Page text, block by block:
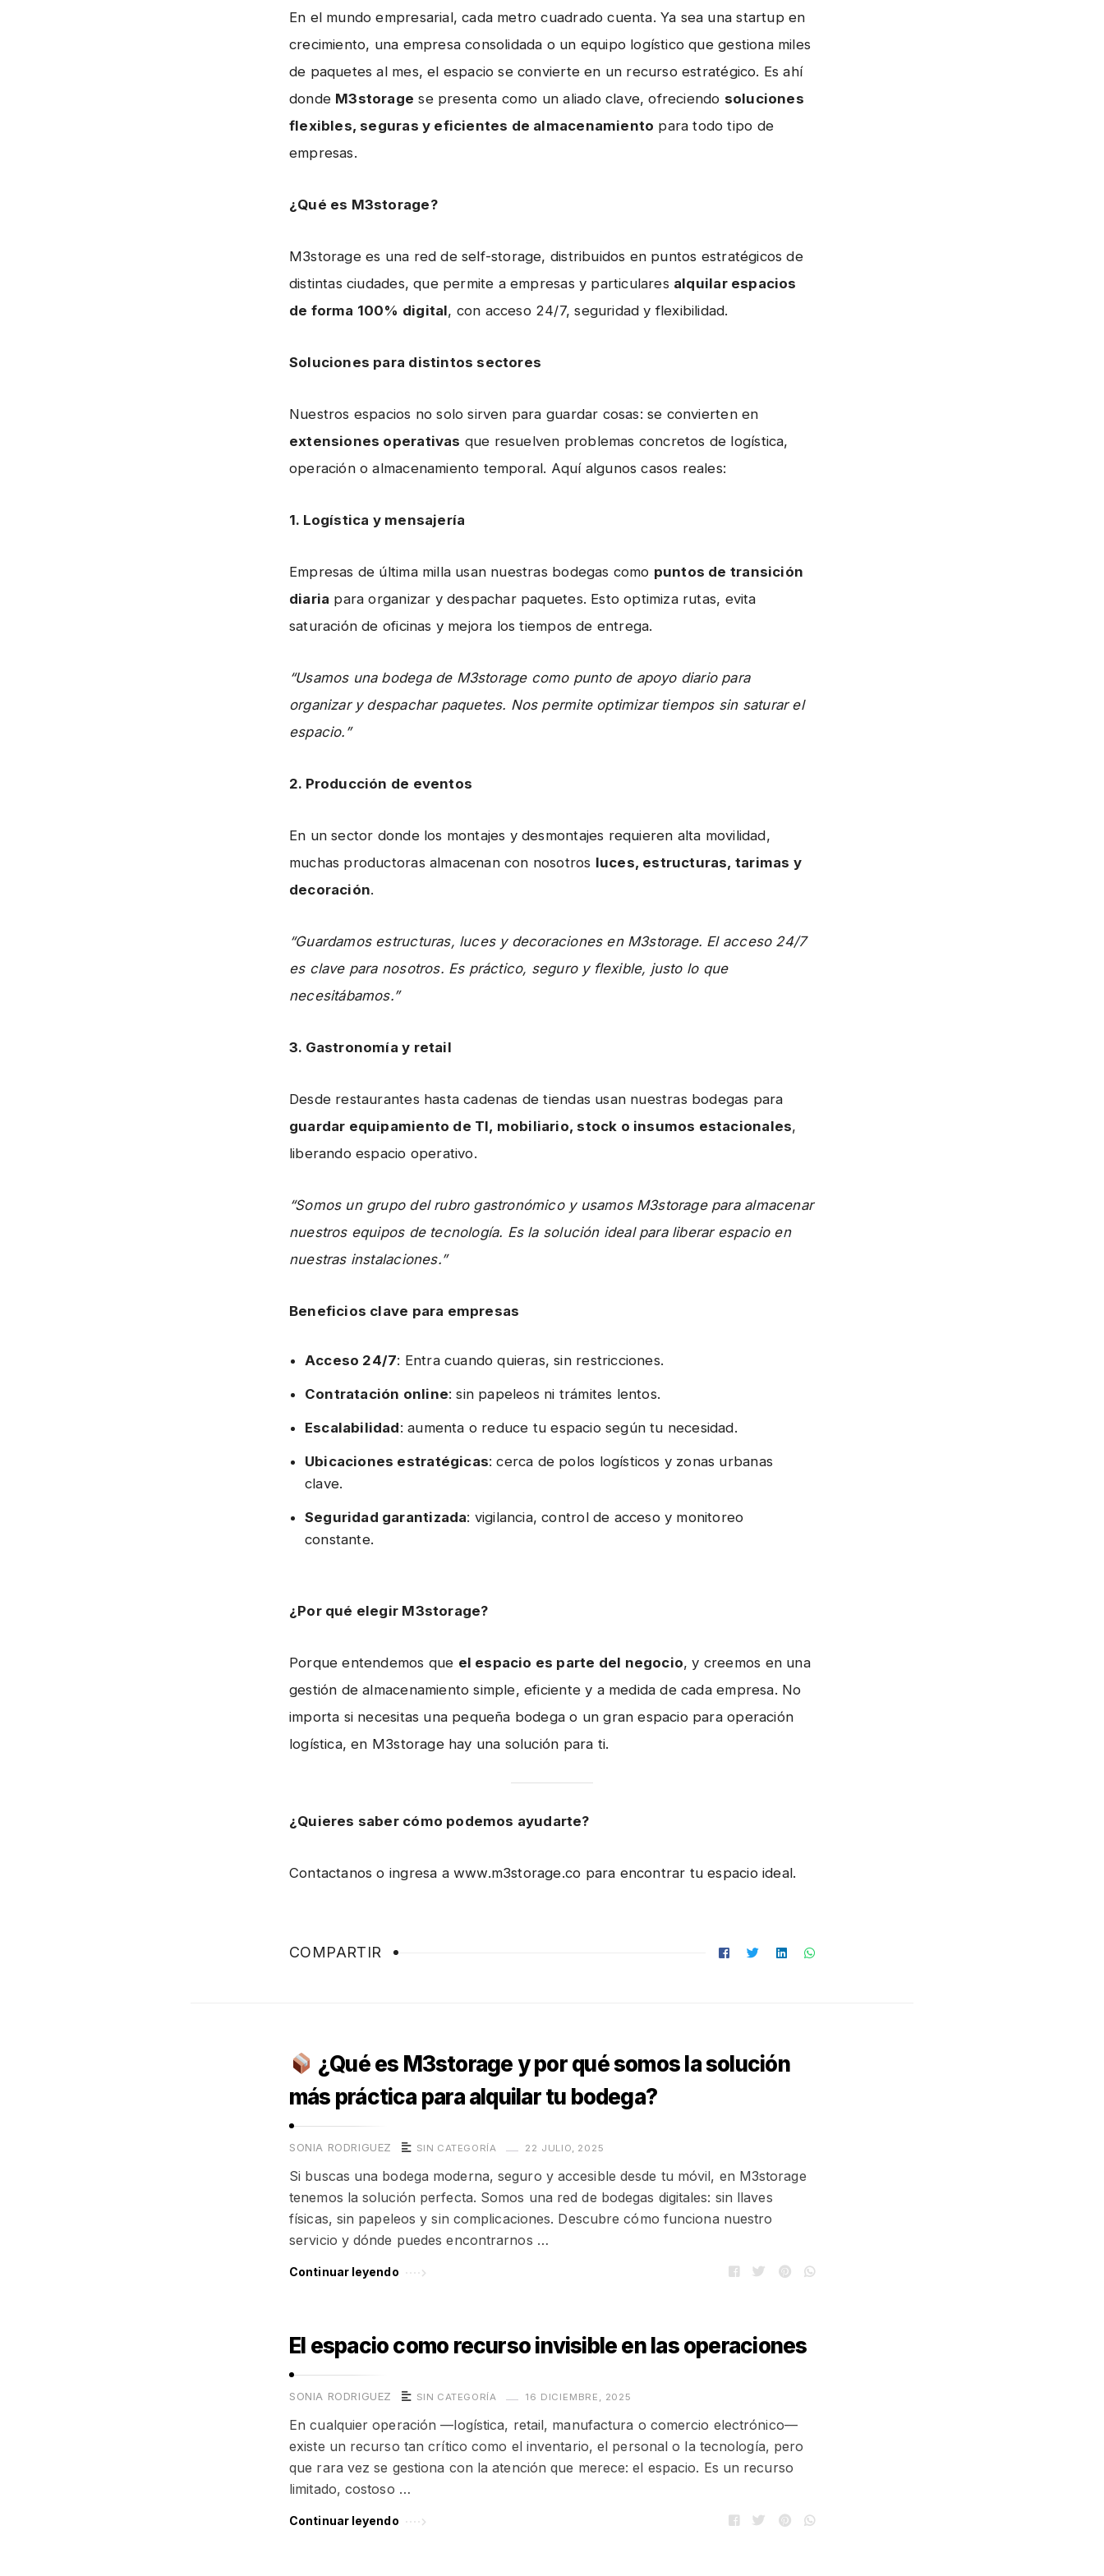
En el mundo empresarial, cada metro cuadrado cuenta. Ya sea una startup en
crecimiento, una empresa consolidada o un equipo logístico que gestiona miles
de paquetes al mes, el espacio se convierte en un recurso estratégico. Es ahí
donde M3storage se presenta como un aliado clave, ofreciendo soluciones
flexibles, seguras y eficientes de almacenamiento para todo tipo de
empresas.
¿Qué es M3storage?
M3storage es una red de self-storage, distribuidos en puntos estratégicos de
distintas ciudades, que permite a empresas y particulares alquilar espacios
de forma 100% digital, con acceso 24/7, seguridad y flexibilidad.
Soluciones para distintos sectores
Nuestros espacios no solo sirven para guardar cosas: se convierten en
extensiones operativas que resuelven problemas concretos de logística,
operación o almacenamiento temporal. Aquí algunos casos reales:
1. Logística y mensajería
Empresas de última milla usan nuestras bodegas como puntos de transición
diaria para organizar y despachar paquetes. Esto optimiza rutas, evita
saturación de oficinas y mejora los tiempos de entrega.
“Usamos una bodega de M3storage como punto de apoyo diario para
organizar y despachar paquetes. Nos permite optimizar tiempos sin saturar el
espacio.”
2. Producción de eventos
En un sector donde los montajes y desmontajes requieren alta movilidad,
muchas productoras almacenan con nosotros luces, estructuras, tarimas y
decoración.
“Guardamos estructuras, luces y decoraciones en M3storage. El acceso 24/7
es clave para nosotros. Es práctico, seguro y flexible, justo lo que
necesitábamos.”
3. Gastronomía y retail
Desde restaurantes hasta cadenas de tiendas usan nuestras bodegas para
guardar equipamiento de TI, mobiliario, stock o insumos estacionales,
liberando espacio operativo.
“Somos un grupo del rubro gastronómico y usamos M3storage para almacenar
nuestros equipos de tecnología. Es la solución ideal para liberar espacio en
nuestras instalaciones.”
Beneficios clave para empresas
Acceso 24/7: Entra cuando quieras, sin restricciones.
Contratación online: sin papeleos ni trámites lentos.
Escalabilidad: aumenta o reduce tu espacio según tu necesidad.
Ubicaciones estratégicas: cerca de polos logísticos y zonas urbanas
clave.
Seguridad garantizada: vigilancia, control de acceso y monitoreo
constante.
¿Por qué elegir M3storage?
Porque entendemos que el espacio es parte del negocio, y creemos en una
gestión de almacenamiento simple, eficiente y a medida de cada empresa. No
importa si necesitas una pequeña bodega o un gran espacio para operación
logística, en M3storage hay una solución para ti.
¿Quieres saber cómo podemos ayudarte?
Contactanos o ingresa a www.m3storage.co para encontrar tu espacio ideal.
COMPARTIR
¿Qué es M3storage y por qué somos la solución
más práctica para alquilar tu bodega?
SONIA RODRIGUEZ SIN CATEGORÍA 22 JULIO, 2025
Si buscas una bodega moderna, seguro y accesible desde tu móvil, en M3storage
tenemos la solución perfecta. Somos una red de bodegas digitales: sin llaves
físicas, sin papeleos y sin complicaciones. Descubre cómo funciona nuestro
servicio y dónde puedes encontrarnos …
Continuar leyendo
El espacio como recurso invisible en las operaciones
SONIA RODRIGUEZ SIN CATEGORÍA 16 DICIEMBRE, 2025
En cualquier operación —logística, retail, manufactura o comercio electrónico—
existe un recurso tan crítico como el inventario, el personal o la tecnología, pero
que rara vez se gestiona con la atención que merece: el espacio. Es un recurso
limitado, costoso …
Continuar leyendo